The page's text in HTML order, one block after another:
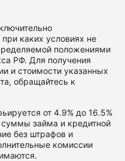
каких условиях не
положениями
РФ. Для получения
и стоимости указанных
обращайтесь к
от 4.9% до 16.5%
суммы займа и кредитной
без штрафов и
комиссии